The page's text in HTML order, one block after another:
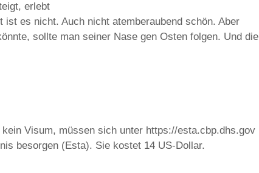
erlebt
ist es nicht. Auch nicht atemberaubend schön. Aber
sollte man seiner Nase gen Osten folgen. Und die
Visum, müssen sich unter https://esta.cbp.dhs.gov
besorgen (Esta). Sie kostet 14 US-Dollar.